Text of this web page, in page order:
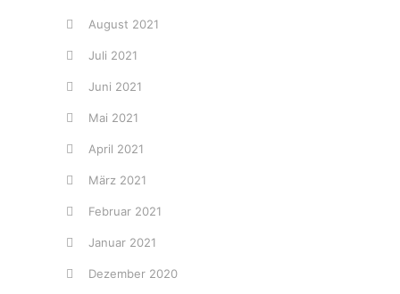
August 2021
Juli 2021
Juni 2021
Mai 2021
April 2021
März 2021
Februar 2021
Januar 2021
Dezember 2020